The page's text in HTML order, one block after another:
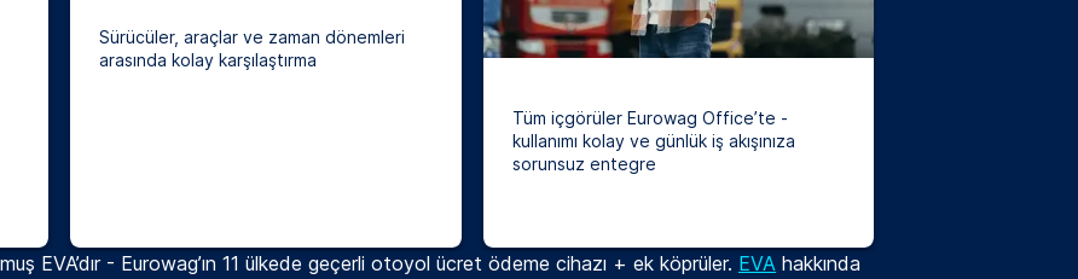
Sürücüler, araçlar ve zaman dönemleri
arasında kolay karşılaştırma
Tüm içgörüler Eurowag Office’te -
kullanımı kolay ve günlük iş akışınıza
sorunsuz entegre
EVA’dır - Eurowag’ın 11 ülkede geçerli otoyol ücret ödeme cihazı + ek köprüler. EVA hakkında